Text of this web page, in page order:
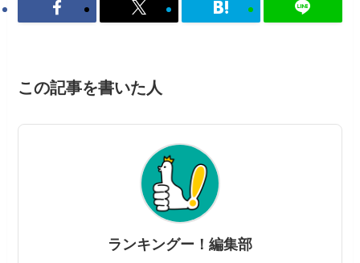
この記事を書いた人
ランキングー！編集部